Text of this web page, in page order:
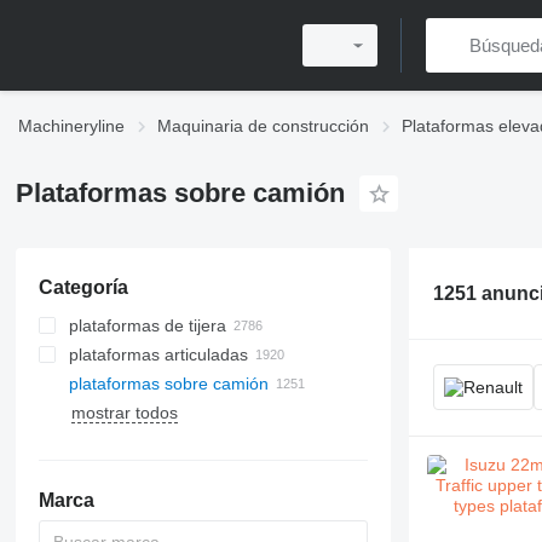
Machineryline Maquinaria de construcción Plataformas
Plataformas sobre camión
Categoría
plataformas de tijera
plataformas articuladas
plataformas sobre camión
mostrar todos
Marca
1251